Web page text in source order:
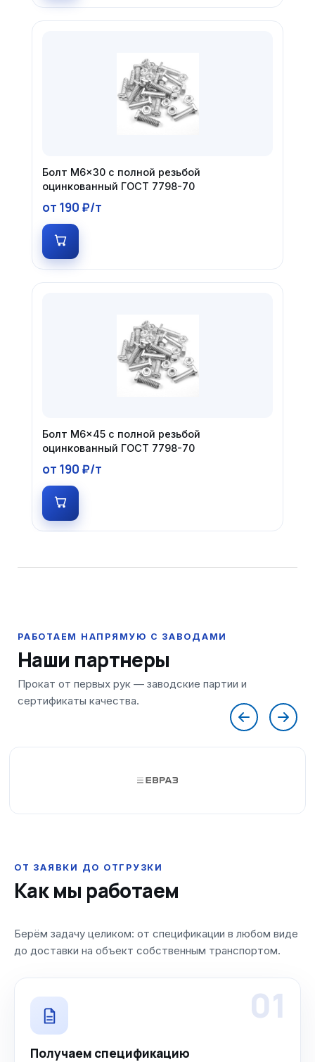
Болт М6×30 с полной резьбой
оцинкованный ГОСТ 7798-70
от 190 ₽/т
Болт М6×45 с полной резьбой
оцинкованный ГОСТ 7798-70
от 190 ₽/т
Наши партнеры
ОТ ЗАЯВКИ ДО ОТГРУЗКИ
Как мы работаем
Берём задачу целиком: от спецификации в любом виде
до доставки на объект собственным транспортом.
01
Получаем спецификацию